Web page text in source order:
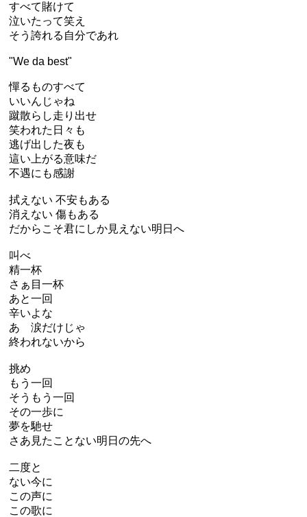
すべて賭けて
泣いたって笑え
そう誇れる自分であれ
"We da best"
憚るものすべて
いいんじゃね
蹴散らし走り出せ
笑われた日々も
逃げ出した夜も
這い上がる意味だ
不遇にも感謝
拭えない 不安もある
消えない 傷もある
だからこそ君にしか見えない明日へ
叫べ
精一杯
さぁ目一杯
あと一回
辛いよな
あゝ涙だけじゃ
終われないから
挑め
もう一回
そうもう一回
その一歩に
夢を馳せ
さあ見たことない明日の先へ
二度と
ない今に
この声に
この歌に